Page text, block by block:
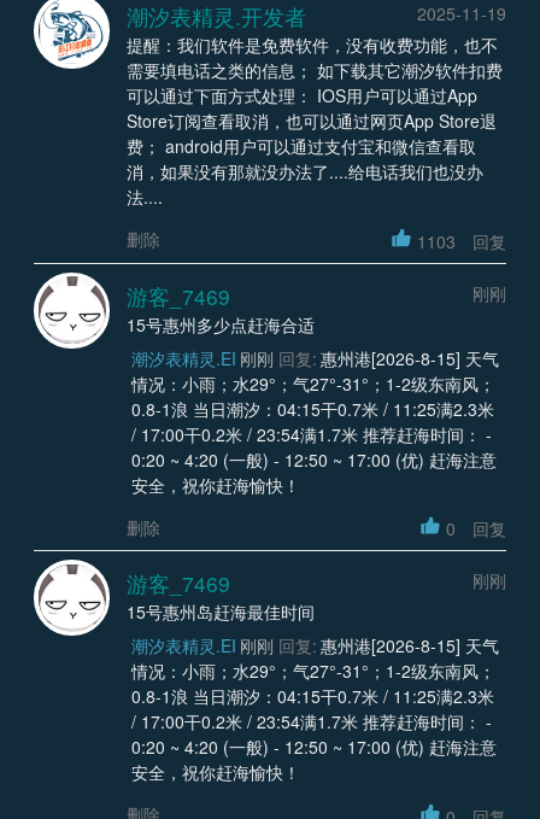
潮汐表精灵.开发者
2025-11-19
提醒：我们软件是免费软件，没有收费功能，也不
需要填电话之类的信息； 如下载其它潮汐软件扣费
可以通过下面方式处理： IOS用户可以通过App
Store订阅查看取消，也可以通过网页App Store退
费； android用户可以通过支付宝和微信查看取
消，如果没有那就没办法了....给电话我们也没办
法....
删除
1103 回复
游客_7469
刚刚
15号惠州多少点赶海合适
潮汐表精灵.EI 刚刚 回复: 惠州港[2026-8-15] 天气
情况：小雨；水29°；气27°-31°；1-2级东南风；
0.8-1浪 当日潮汐：04:15干0.7米 / 11:25满2.3米
/ 17:00干0.2米 / 23:54满1.7米 推荐赶海时间： -
0:20 ~ 4:20 (一般) - 12:50 ~ 17:00 (优) 赶海注意
安全，祝你赶海愉快！
删除
0 回复
游客_7469
刚刚
15号惠州岛赶海最佳时间
潮汐表精灵.EI 刚刚 回复: 惠州港[2026-8-15] 天气
情况：小雨；水29°；气27°-31°；1-2级东南风；
0.8-1浪 当日潮汐：04:15干0.7米 / 11:25满2.3米
/ 17:00干0.2米 / 23:54满1.7米 推荐赶海时间： -
0:20 ~ 4:20 (一般) - 12:50 ~ 17:00 (优) 赶海注意
安全，祝你赶海愉快！